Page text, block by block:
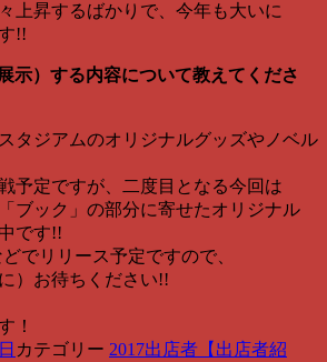
上昇するばかりで、今年も大いに
!!
示）する内容について教えてくださ
タジアムのオリジナルグッズやノベル
予定ですが、二度目となる今回は
ブック」の部分に寄せたオリジナル
です!!
でリリース予定ですので、
）お待ちください!!
！
カテゴリー 2017出店者 【出店者紹